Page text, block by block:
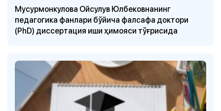
Мусурмонкулова Ойсулув Юлбековнанинг
педагогика фанлари бўйича фалсафа доктори
(PhD) диссертация иши ҳимояси тўғрисида